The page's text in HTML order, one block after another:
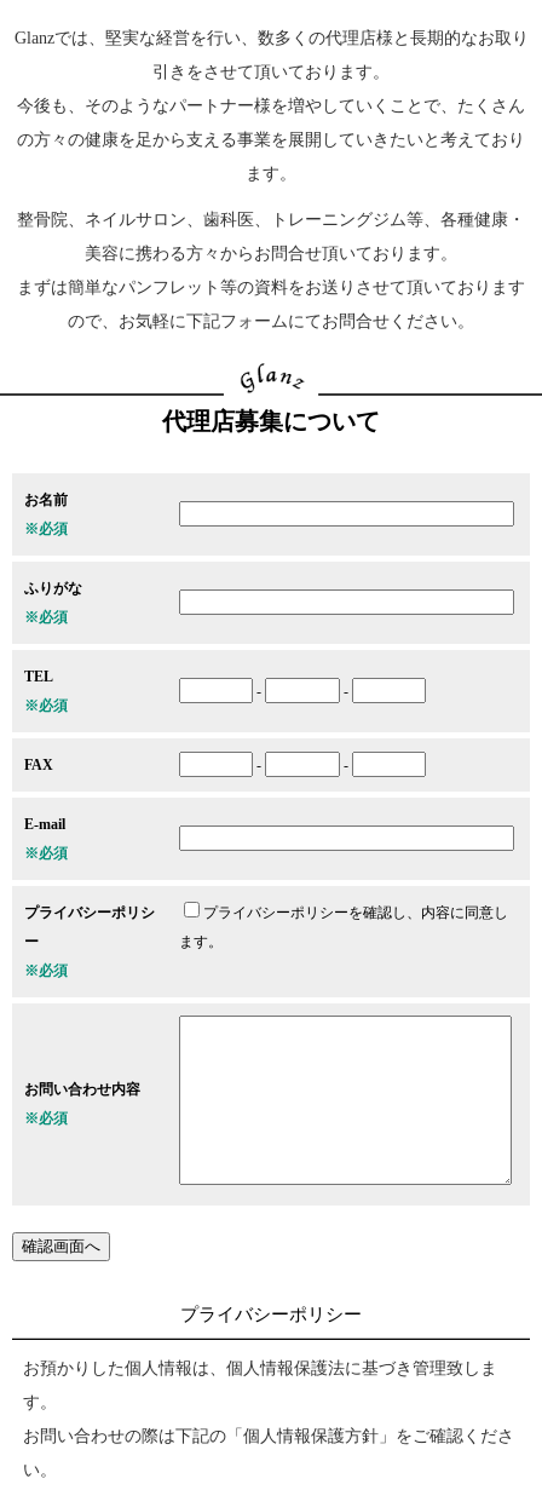
Glanzでは、堅実な経営を行い、数多くの代理店様と長期的なお取り
引きをさせて頂いております。
今後も、そのようなパートナー様を増やしていくことで、たくさん
の方々の健康を足から支える事業を展開していきたいと考えており
ます。
整骨院、ネイルサロン、歯科医、トレーニングジム等、各種健康・
美容に携わる方々からお問合せ頂いております。
まずは簡単なパンフレット等の資料をお送りさせて頂いております
ので、お気軽に下記フォームにてお問合せください。
代理店募集について
お名前
※必須
ふりがな
※必須
TEL
※必須
- -
FAX - -
E-mail
※必須
プライバシーポリシ
ー
※必須
プライバシーポリシーを確認し、内容に同意し
ます。
お問い合わせ内容
※必須
プライバシーポリシー
お預かりした個人情報は、個人情報保護法に基づき管理致しま
す。
お問い合わせの際は下記の「個人情報保護方針」をご確認くださ
い。